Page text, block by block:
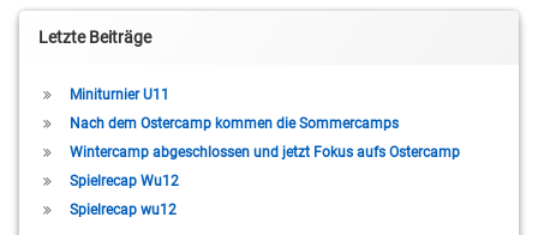
Letzte Beiträge
Miniturnier U11
Nach dem Ostercamp kommen die Sommercamps
Wintercamp abgeschlossen und jetzt Fokus aufs Ostercamp
Spielrecap Wu12
Spielrecap wu12